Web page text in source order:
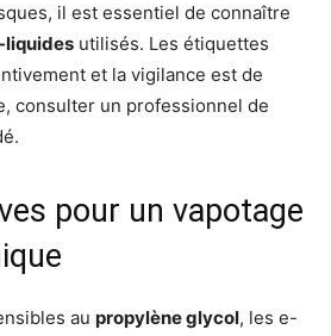
il est essentiel de connaître
liquides utilisés. Les étiquettes
et la vigilance est de
consulter un professionnel de
pour un vapotage
au propylène glycol, les e-